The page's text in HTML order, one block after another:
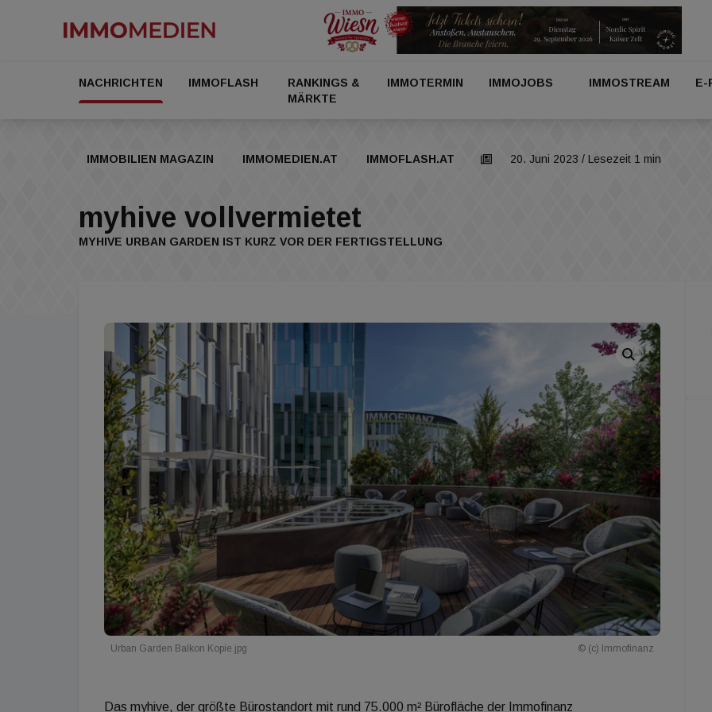
NACHRICHTEN IMMOFLASH
RANKINGS &
MÄRKTE
IMMOTERMIN IMMOJOBS IMMOSTREAM E-
IMMOBILIEN MAGAZIN IMMOMEDIEN.AT IMMOFLASH.AT 20. Juni 2023 / Lesezeit 1 min
myhive vollvermietet
MYHIVE URBAN GARDEN IST KURZ VOR DER FERTIGSTELLUNG
Urban Garden Balkon Kopie.jpg © (c) Immofinanz
Das myhive, der größte Bürostandort mit rund 75.000 m² Bürofläche der Immofinanz